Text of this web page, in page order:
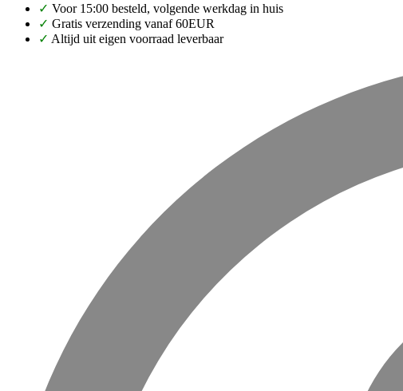
✓ Voor 15:00 besteld, volgende werkdag in huis
✓ Gratis verzending vanaf 60EUR
✓ Altijd uit eigen voorraad leverbaar